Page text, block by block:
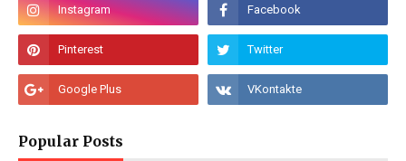
Popular Posts